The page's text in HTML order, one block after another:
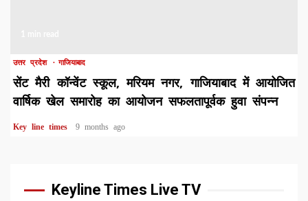
उत्तर प्रदेश गाजियाबाद
सेंट मैरी कॉन्वेंट स्कूल, मरियम नगर, गाजियाबाद में आयोजित
वार्षिक खेल समारोह का आयोजन सफलतापूर्वक हुवा संपन्न
Key line times 9 months ago
Keyline Times Live TV